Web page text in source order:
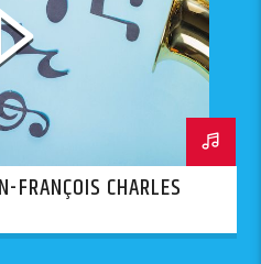
FRANÇOIS CHARLES